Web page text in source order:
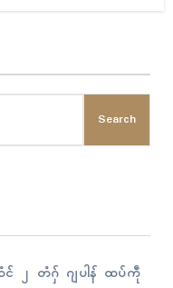
Search
၂ တံဂှ် ဂျပါန် ထပ်ကဵု